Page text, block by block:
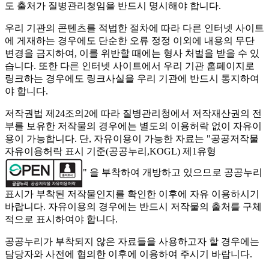
도 출처가 질병관리청임을 반드시 명시해야 합니다.
우리 기관의 콘텐츠를 적법한 절차에 따라 다른 인터넷 사이트
에 게재하는 경우에도 단순한 오류 정정 이외에 내용의 무단
변경을 금지하여, 이를 위반할 때에는 형사 처벌을 받을 수 있
습니다. 또한 다른 인터넷 사이트에서 우리 기관 홈페이지로
링크하는 경우에도 링크사실을 우리 기관에 반드시 통지하여
야 합니다.
저작권법 제24조의2에 따라 질병관리청에서 저작재산권의 전
부를 보유한 저작물의 경우에는 별도의 이용허락 없이 자유이
용이 가능합니다. 단, 자유이용이 가능한 자료는 "공공저작물
자유이용허락 표시 기준(공공누리,KOGL) 제1유형
" 을 부착하여 개방하고 있으므로 공공누리
표시가 부착된 저작물인지를 확인한 이후에 자유 이용하시기
바랍니다. 자유이용의 경우에는 반드시 저작물의 출처를 구체
적으로 표시하여야 합니다.
공공누리가 부착되지 않은 자료들을 사용하고자 할 경우에는
담당자와 사전에 협의한 이후에 이용하여 주시기 바랍니다.